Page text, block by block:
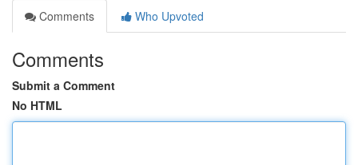
Comments
Who Upvoted
Comments
Submit a Comment
No HTML